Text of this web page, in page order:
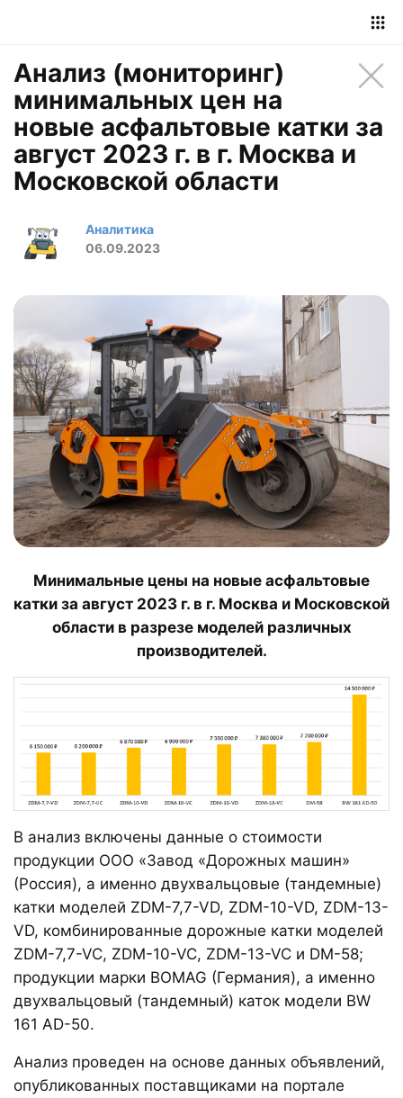
Анализ (мониторинг)
минимальных цен на
новые асфальтовые катки за
август 2023 г. в г. Москва и
Московской области
Аналитика
06.09.2023
Минимальные цены на новые асфальтовые
катки за август 2023 г. в г. Москва и Московской
области в разрезе моделей различных
производителей.
В анализ включены данные о стоимости
продукции ООО «Завод «Дорожных машин»
(Россия), а именно двухвальцовые (тандемные)
катки моделей ZDM-7,7-VD, ZDM-10-VD, ZDM-13-
VD, комбинированные дорожные катки моделей
ZDM-7,7-VC, ZDM-10-VC, ZDM-13-VC и DM-58;
продукции марки BOMAG (Германия), а именно
двухвальцовый (тандемный) каток модели BW
161 AD-50.
Анализ проведен на основе данных объявлений,
опубликованных поставщиками на портале